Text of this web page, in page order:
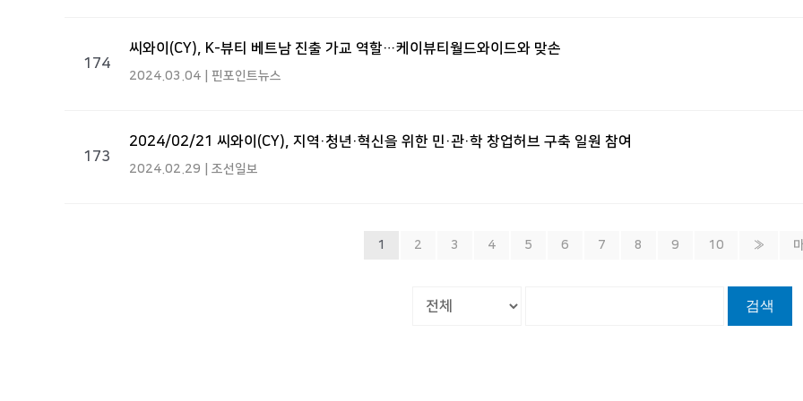
174
씨와이(CY), K-뷰티 베트남 진출 가교 역할…케이뷰티월드와이드와 맞손
2024.03.04 | 핀포인트뉴스
173
2024/02/21 씨와이(CY), 지역·청년·혁신을 위한 민·관·학 창업허브 구축 일원 참여
2024.02.29 | 조선일보
1 2 3 4 5 6 7 8 9 10 »
검색